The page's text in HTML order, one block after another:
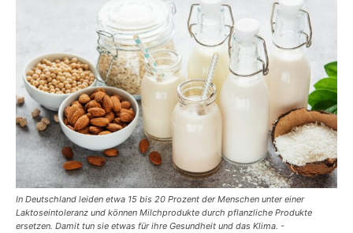
In Deutschland leiden etwa 15 bis 20 Prozent der Menschen unter einer
Laktoseintoleranz und können Milchprodukte durch pflanzliche Produkte
ersetzen. Damit tun sie etwas für ihre Gesundheit und das Klima. -